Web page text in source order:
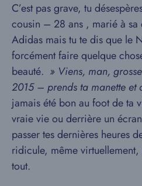
C’est pas grave, tu
cousin – 28 ans , marié à
Adidas mais tu te dis que le
forcément faire quelque
beauté. » Viens, man,
2015 – prends ta manette et
jamais été bon au foot de ta
vraie vie ou derrière un
passer tes dernières heures
ridicule, même virtuellement,
tout.